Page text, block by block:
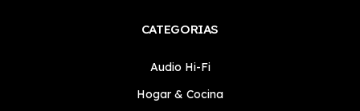
CATEGORIAS
Audio Hi-Fi
Hogar & Cocina